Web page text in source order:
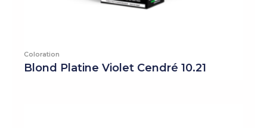
Coloration
Blond Platine Violet Cendré 10.21